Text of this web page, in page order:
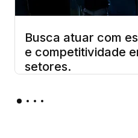
Busca atuar com
e competitividade
setores.